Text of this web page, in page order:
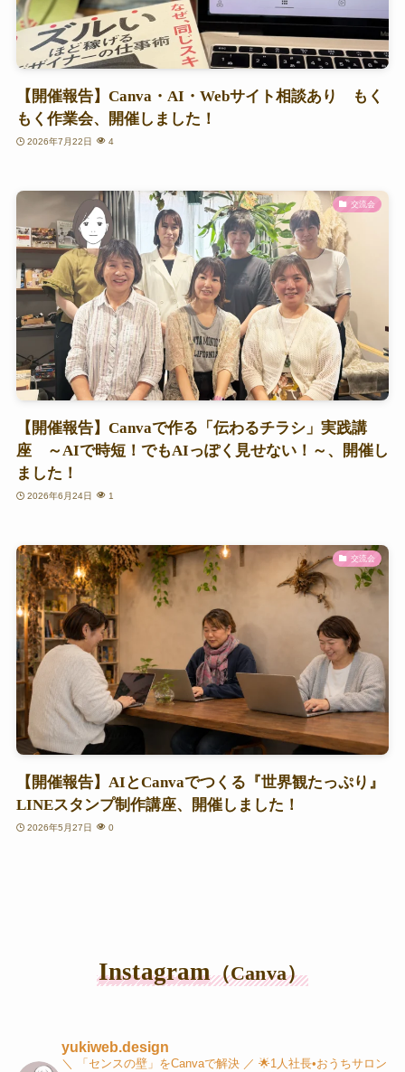
【開催報告】Canva・AI・Webサイト相談あり もく
もく作業会、開催しました！
2026年7月22日 4
交流会
【開催報告】Canvaで作る「伝わるチラシ」実践講
座 ～AIで時短！でもAIっぽく見せない！～、開催し
ました！
2026年6月24日 1
交流会
【開催報告】AIとCanvaでつくる『世界観たっぷり』
LINEスタンプ制作講座、開催しました！
2026年5月27日 0
Instagram（Canva）
yukiweb.design
＼ 「センスの壁」をCanvaで解決 ／ 🌟1人社長•おうちサロン